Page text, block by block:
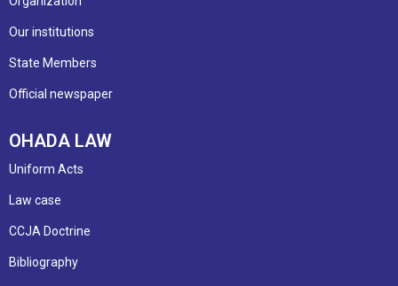
Our institutions
State Members
Official newspaper
OHADA LAW
Uniform Acts
Law case
CCJA Doctrine
Bibliography